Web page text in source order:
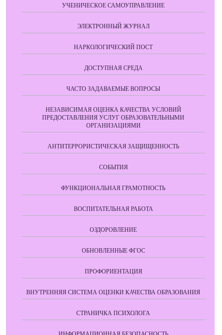
УЧЕНИЧЕСКОЕ САМОУПРАВЛЕНИЕ
ЭЛЕКТРОННЫЙ ЖУРНАЛ
НАРКОЛОГИЧЕСКИЙ ПОСТ
ДОСТУПНАЯ СРЕДА
ЧАСТО ЗАДАВАЕМЫЕ ВОПРОСЫ
НЕЗАВИСИМАЯ ОЦЕНКА КАЧЕСТВА УСЛОВИЙ
ПРЕДОСТАВЛЕНИЯ УСЛУГ ОБРАЗОВАТЕЛЬНЫМИ
ОРГАНИЗАЦИЯМИ
АНТИТЕРРОРИСТИЧЕСКАЯ ЗАЩИЩЕННОСТЬ
СОБЫТИЯ
ФУНКЦИОНАЛЬНАЯ ГРАМОТНОСТЬ
ВОСПИТАТЕЛЬНАЯ РАБОТА
ОЗДОРОВЛЕНИЕ
ОБНОВЛЕННЫЕ ФГОС
ПРОФОРИЕНТАЦИЯ
ВНУТРЕННЯЯ СИСТЕМА ОЦЕНКИ КАЧЕСТВА ОБРАЗОВАНИЯ
СТРАНИЧКА ПСИХОЛОГА